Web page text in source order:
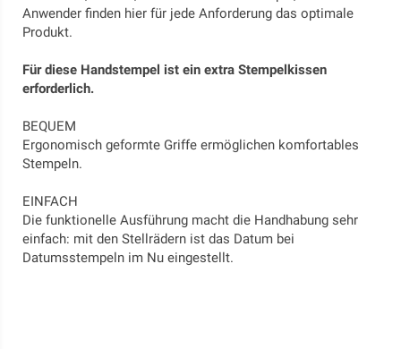
Anwender finden hier für jede Anforderung das optimale
Produkt.
Für diese Handstempel ist ein extra Stempelkissen
erforderlich.
BEQUEM
Ergonomisch geformte Griffe ermöglichen komfortables
Stempeln.
EINFACH
Die funktionelle Ausführung macht die Handhabung sehr
einfach: mit den Stellrädern ist das Datum bei
Datumsstempeln im Nu eingestellt.